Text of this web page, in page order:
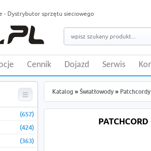
- Dystrybutor sprzętu sieciowego
Cennik Dojazd Serwis
(657)
(424)
(363)
Katalog » Światłowody » Patchcordy